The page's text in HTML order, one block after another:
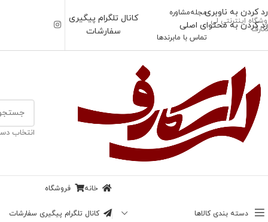
رد کردن به ناوبری
رد کردن به محتوای اصلی
اینترنتی لی
مجلهمشاوره
تماس با مابرندها
کانال تلگرام پیگیری
سفارشات
انتخاب
دسته بندی کالاها
خانه فروشگاه
کانال تلگرام پیگیری سفارشات
خانه/ شال
ناموجود
شال گوچی وارم
تومان